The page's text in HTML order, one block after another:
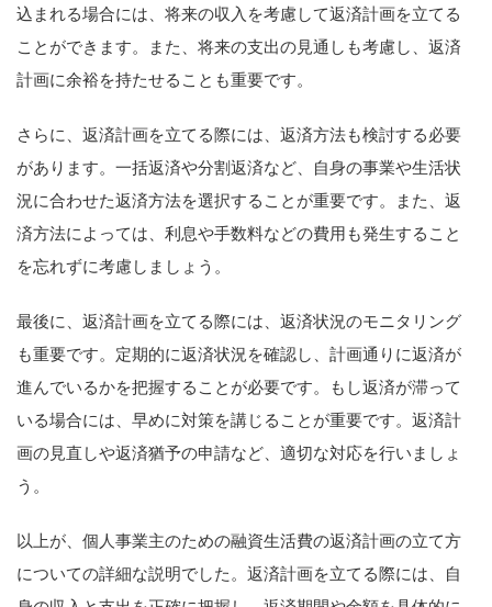
込まれる場合には、将来の収入を考慮して返済計画を立てる
ことができます。また、将来の支出の見通しも考慮し、返済
計画に余裕を持たせることも重要です。
さらに、返済計画を立てる際には、返済方法も検討する必要
があります。一括返済や分割返済など、自身の事業や生活状
況に合わせた返済方法を選択することが重要です。また、返
済方法によっては、利息や手数料などの費用も発生すること
を忘れずに考慮しましょう。
最後に、返済計画を立てる際には、返済状況のモニタリング
も重要です。定期的に返済状況を確認し、計画通りに返済が
進んでいるかを把握することが必要です。もし返済が滞って
いる場合には、早めに対策を講じることが重要です。返済計
画の見直しや返済猶予の申請など、適切な対応を行いましょ
う。
以上が、個人事業主のための融資生活費の返済計画の立て方
についての詳細な説明でした。返済計画を立てる際には、自